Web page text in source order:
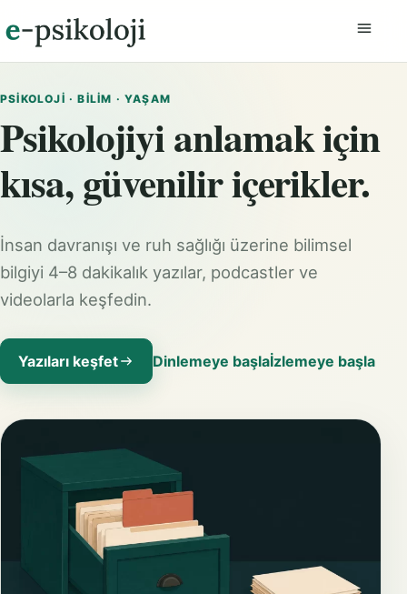
PSIKOLOJI · BILIM · YAŞAM
Psikolojiyi anlamak için
kısa, güvenilir içerikler.
İnsan davranışı ve ruh sağlığı üzerine bilimsel
bilgiyi 4–8 dakikalık yazılar, podcastler ve
videolarla keşfedin.
Yazıları keşfet Dinlemeye başlaİzlemeye başla